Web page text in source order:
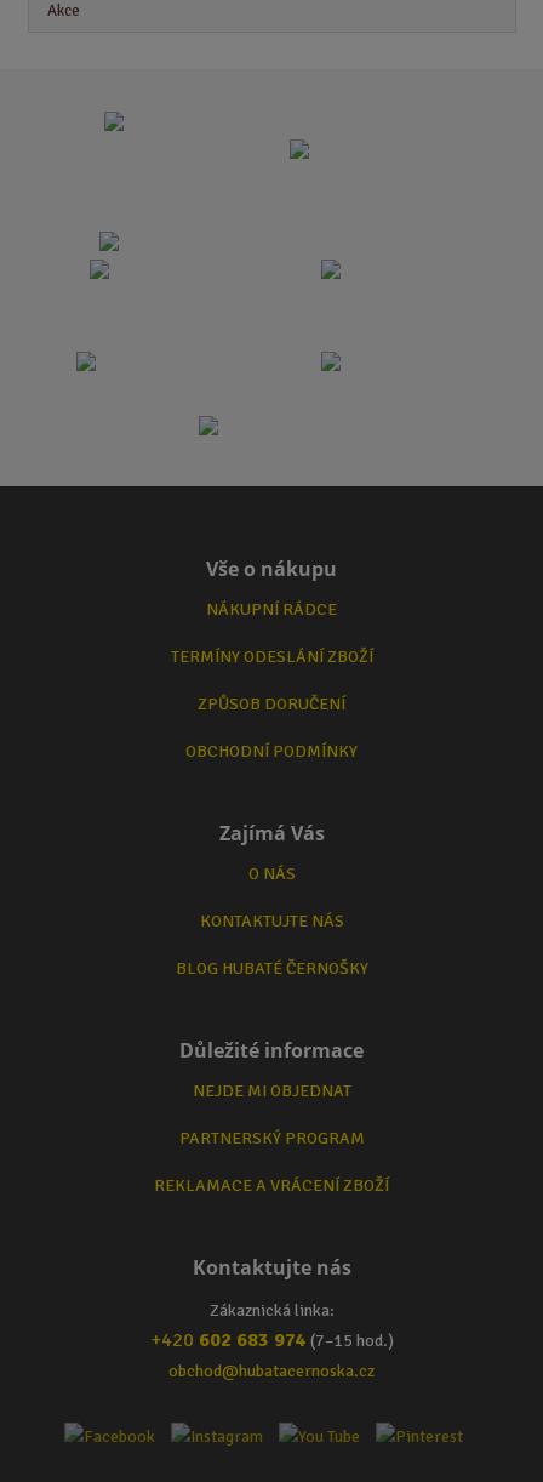
Akce
Vše o nákupu
NÁKUPNÍ RÁDCE
TERMÍNY ODESLÁNÍ ZBOŽÍ
ZPŮSOB DORUČENÍ
OBCHODNÍ PODMÍNKY
Zajímá Vás
O NÁS
KONTAKTUJTE NÁS
BLOG HUBATÉ ČERNOŠKY
Důležité informace
NEJDE MI OBJEDNAT
PARTNERSKÝ PROGRAM
REKLAMACE A VRÁCENÍ ZBOŽÍ
Kontaktujte nás
Zákaznická linka:
+420 602 683 974 (7–15 hod.)
obchod@hubatacernoska.cz